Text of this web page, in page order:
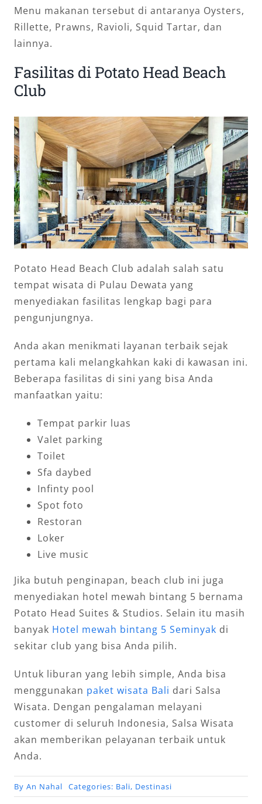
Menu makanan tersebut di antaranya Oysters,
Rillette, Prawns, Ravioli, Squid Tartar, dan
lainnya.
Fasilitas di Potato Head Beach
Club
Potato Head Beach Club adalah salah satu
tempat wisata di Pulau Dewata yang
menyediakan fasilitas lengkap bagi para
pengunjungnya.
Anda akan menikmati layanan terbaik sejak
pertama kali melangkahkan kaki di kawasan ini.
Beberapa fasilitas di sini yang bisa Anda
manfaatkan yaitu:
Tempat parkir luas
Valet parking
Toilet
Sfa daybed
Infinty pool
Spot foto
Restoran
Loker
Live music
Jika butuh penginapan, beach club ini juga
menyediakan hotel mewah bintang 5 bernama
Potato Head Suites & Studios. Selain itu masih
banyak Hotel mewah bintang 5 Seminyak di
sekitar club yang bisa Anda pilih.
Untuk liburan yang lebih simple, Anda bisa
menggunakan paket wisata Bali dari Salsa
Wisata. Dengan pengalaman melayani
customer di seluruh Indonesia, Salsa Wisata
akan memberikan pelayanan terbaik untuk
Anda.
By An Nahal Categories: Bali, Destinasi